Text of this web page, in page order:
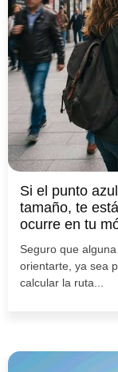
Si el punto
tamaño, te
ocurre en tu
Seguro que
orientarte, ya sea
calcular la ruta...